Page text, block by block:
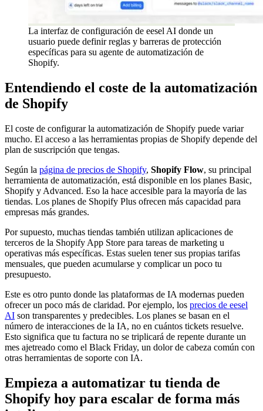
La interfaz de configuración de eesel AI donde un
usuario puede definir reglas y barreras de protección
específicas para su agente de automatización de
Shopify.
Entendiendo el coste de la automatización
de Shopify
El coste de configurar la automatización de Shopify puede variar
mucho. El acceso a las herramientas propias de Shopify depende del
plan de suscripción que tengas.
Según la página de precios de Shopify, Shopify Flow, su principal
herramienta de automatización, está disponible en los planes Basic,
Shopify y Advanced. Eso la hace accesible para la mayoría de las
tiendas. Los planes de Shopify Plus ofrecen más capacidad para
empresas más grandes.
Por supuesto, muchas tiendas también utilizan aplicaciones de
terceros de la Shopify App Store para tareas de marketing u
operativas más específicas. Estas suelen tener sus propias tarifas
mensuales, que pueden acumularse y complicar un poco tu
presupuesto.
Este es otro punto donde las plataformas de IA modernas pueden
ofrecer un poco más de claridad. Por ejemplo, los precios de eesel
AI son transparentes y predecibles. Los planes se basan en el
número de interacciones de la IA, no en cuántos tickets resuelve.
Esto significa que tu factura no se triplicará de repente durante un
mes ajetreado como el Black Friday, un dolor de cabeza común con
otras herramientas de soporte con IA.
Empieza a automatizar tu tienda de
Shopify hoy para escalar de forma más